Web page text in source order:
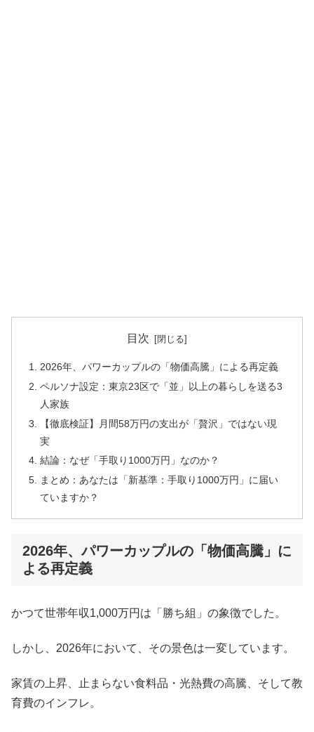
目次
2026年、パワーカップルの「物価高騰」による再定義
ペルソナ設定：東京23区で「並」以上の暮らしを送る3
人家族
【徹底検証】月間58万円の支出が「贅沢」ではない現
実
結論：なぜ「手取り1000万円」なのか？
まとめ：あなたは「新基準：手取り1000万円」に届い
ていますか？
2026年、パワーカップルの「物価高騰」に
よる再定義
かつて世帯年収1,000万円は「勝ち組」の象徴でした。
しかし、2026年において、その景色は一変しています。
家賃の上昇、止まらない食料品・光熱費の高騰、そして教
育費のインフレ。